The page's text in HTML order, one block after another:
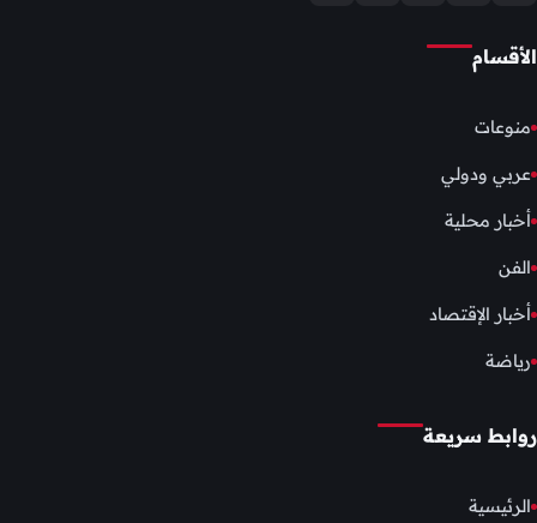
الأقسام
منوعات
عربي ودولي
أخبار محلية
الفن
أخبار الإقتصاد
رياضة
روابط سريعة
الرئيسية